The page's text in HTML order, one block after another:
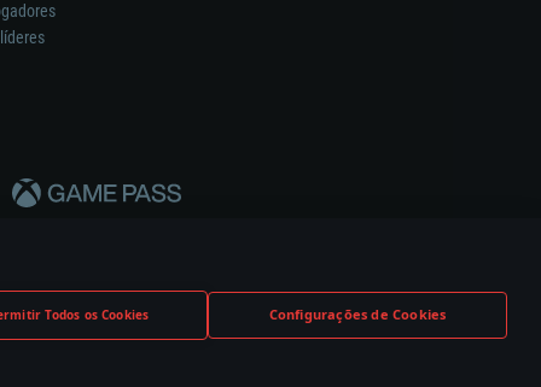
Todos os Cookies Configurações de Cookies